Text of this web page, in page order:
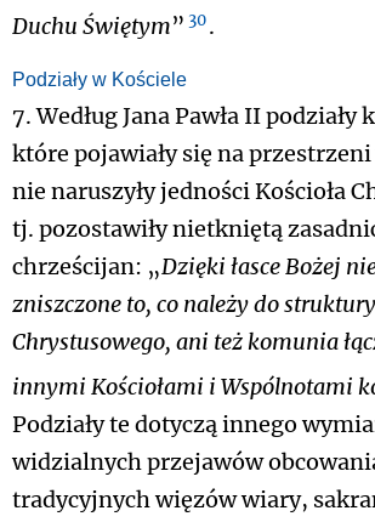
Duchu Świętym” 30.
Podziały w Kościele
7. Według Jana Pawła II podziały
które pojawiały się na
nie naruszyły jedności Kościoła
tj. pozostawiły nietkniętą
chrześcijan: „Dzięki łasce Bożej
zniszczone to, co należy do
Chrystusowego, ani też komunia
innymi Kościołami i Wspólnotami
Podziały te dotyczą innego
widzialnych przejawów
tradycyjnych więzów wiary,